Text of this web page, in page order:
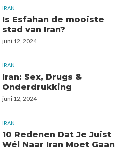
IRAN
Is Esfahan de mooiste
stad van Iran?
juni 12, 2024
IRAN
Iran: Sex, Drugs &
Onderdrukking
juni 12, 2024
IRAN
10 Redenen Dat Je Juist
Wél Naar Iran Moet Gaan